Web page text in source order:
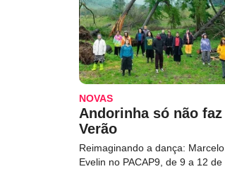
NOVAS
Andorinha só não faz
Verão
Reimaginando a dança: Marcelo
Evelin no PACAP9, de 9 a 12 de